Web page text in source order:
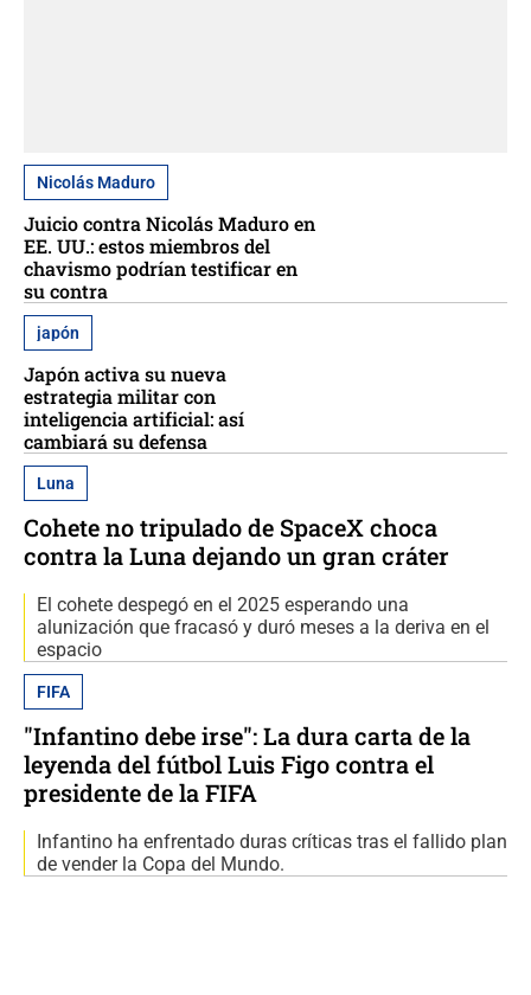
Nicolás Maduro
Juicio contra Nicolás Maduro en
EE. UU.: estos miembros del
chavismo podrían testificar en
su contra
japón
Japón activa su nueva
estrategia militar con
inteligencia artificial: así
cambiará su defensa
Luna
Cohete no tripulado de SpaceX choca
contra la Luna dejando un gran cráter
El cohete despegó en el 2025 esperando una
alunización que fracasó y duró meses a la deriva en el
espacio
FIFA
"Infantino debe irse": La dura carta de la
leyenda del fútbol Luis Figo contra el
presidente de la FIFA
Infantino ha enfrentado duras críticas tras el fallido plan
de vender la Copa del Mundo.